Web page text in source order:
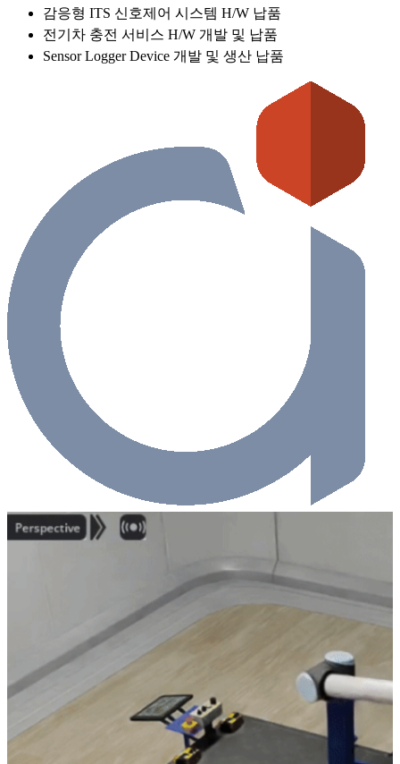
감응형 ITS 신호제어 시스템 H/W 납품
전기차 충전 서비스 H/W 개발 및 납품
Sensor Logger Device 개발 및 생산 납품